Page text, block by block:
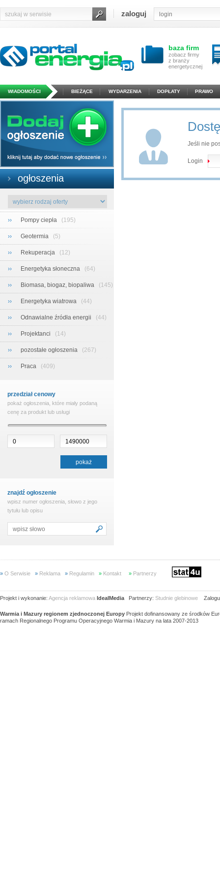
zaloguj
baza firm
zobacz firmy
z branży
energetycznej
WIADOMOŚCI BIEŻĄCE WYDARZENIA DOPŁATY PRAWO
ogłoszenia
›› Pompy ciepła (195)
›› Geotermia (5)
›› Rekuperacja (12)
›› Energetyka słoneczna (64)
›› Biomasa, biogaz, biopaliwa (145)
›› Energetyka wiatrowa (44)
›› Odnawialne źródła energii (44)
›› Projektanci (14)
›› pozostałe ogłoszenia (267)
›› Praca (409)
przedział cenowy
pokaż ogłoszenia, które miały podaną
cenę za produkt lub usługi
znajdź ogłoszenie
wpisz numer ogłoszenia, słowo z jego
tytułu lub opisu
Jeśli nie
Login
» O Serwisie » Reklama » Regulamin » Kontakt » Partnerzy
Projekt i wykonanie: Agencja reklamowa IdealMedia Partnerzy: Studnie glebinowe
Warmia i Mazury regionem zjednoczonej Europy Projekt dofinansowany ze środków
ramach Regionalnego Programu Operacyjnego Warmia i Mazury na lata 2007-2013